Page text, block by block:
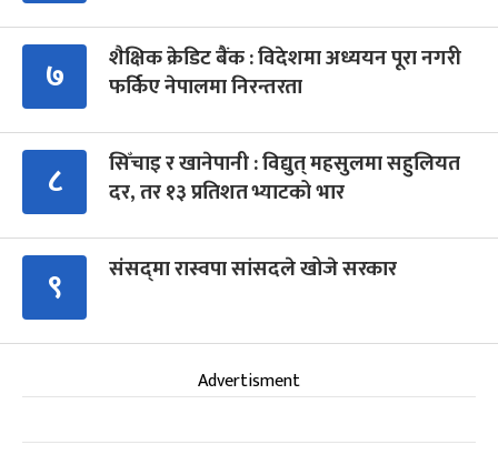
७
शैक्षिक क्रेडिट बैंक : विदेशमा अध्ययन पूरा नगरी
फर्किए नेपालमा निरन्तरता
८
सिँचाइ र खानेपानी : विद्युत् महसुलमा सहुलियत
दर, तर १३ प्रतिशत भ्याटको भार
९ संसद्‍मा रास्वपा सांसदले खोजे सरकार
Advertisment